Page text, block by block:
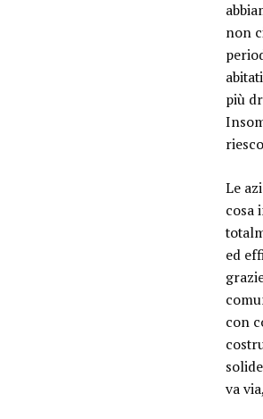
non
più
Le
cosa
ed
con
va